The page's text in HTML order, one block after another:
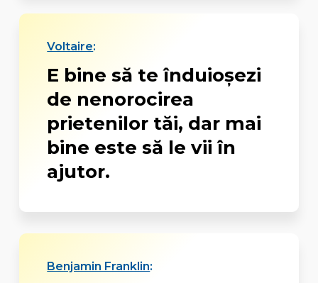
Voltaire:
E bine să te înduioșezi
de nenorocirea
prietenilor tăi, dar mai
bine este să le vii în
ajutor.
Benjamin Franklin: